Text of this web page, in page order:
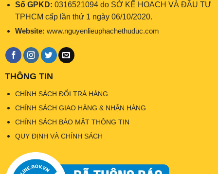
Số GPKD: 0316521094 do SỞ KẾ HOẠCH VÀ ĐẦU TƯ
TPHCM cấp lần thứ 1 ngày 06/10/2020.
Website: www.nguyenlieuphachethuduc.com
THÔNG TIN
CHÍNH SÁCH ĐỔI TRẢ HÀNG
CHÍNH SÁCH GIAO HÀNG & NHẬN HÀNG
CHÍNH SÁCH BẢO MẬT THÔNG TIN
QUY ĐỊNH VÀ CHÍNH SÁCH